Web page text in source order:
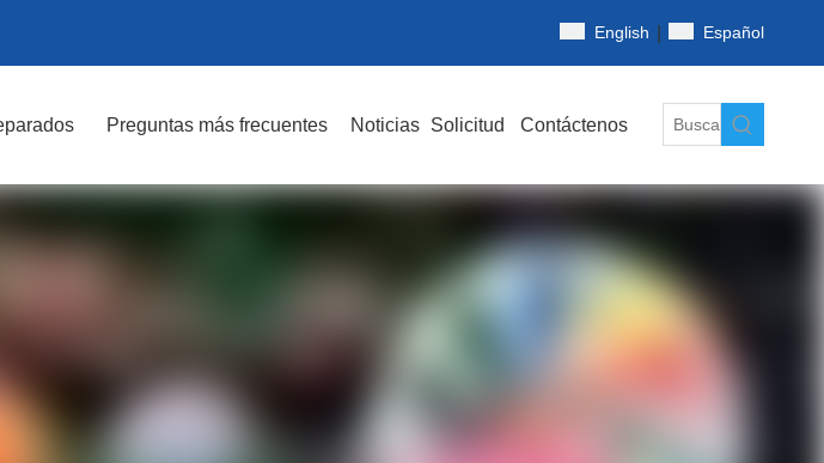
English Español
Preguntas más frecuentes Noticias Solicitud Contáctenos